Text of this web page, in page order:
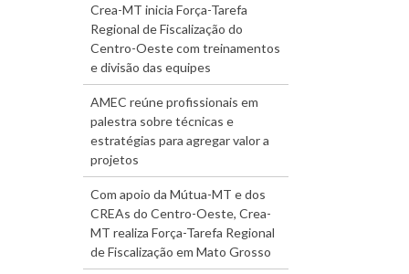
Crea-MT inicia Força-Tarefa
Regional de Fiscalização do
Centro-Oeste com treinamentos
e divisão das equipes
AMEC reúne profissionais em
palestra sobre técnicas e
estratégias para agregar valor a
projetos
Com apoio da Mútua-MT e dos
CREAs do Centro-Oeste, Crea-
MT realiza Força-Tarefa Regional
de Fiscalização em Mato Grosso